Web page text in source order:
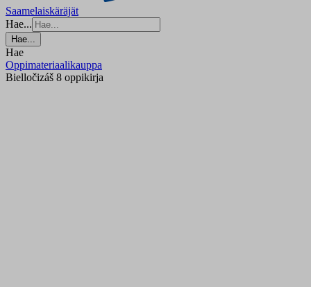
Saamelaiskäräjät
Hae...
Hae...
Hae
Oppimateriaalikauppa
Bielločizáš 8 oppikirja